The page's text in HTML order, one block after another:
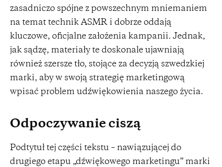
zasadniczo spójne z powszechnym mniemaniem
na temat technik ASMR i dobrze oddają
kluczowe, oficjalne założenia kampanii. Jednak,
jak sądzę, materiały te doskonale ujawniają
również szersze tło, stojące za decyzją szwedzkiej
marki, aby w swoją strategię marketingową
wpisać problem udźwiękowienia naszego życia.
Odpoczywanie ciszą
Podtytuł tej części tekstu – nawiązującej do
drugiego etapu „dźwiękowego marketingu” marki